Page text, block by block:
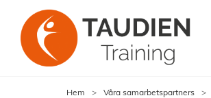
Hem > Våra samarbetspartners >